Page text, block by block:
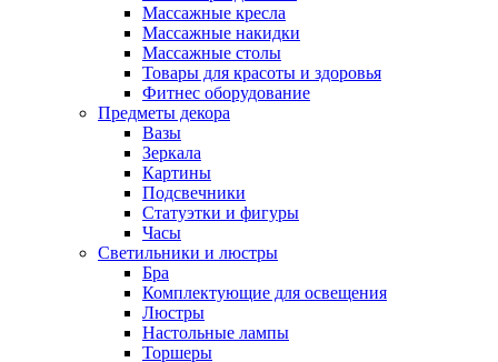
Массажные кресла
Массажные накидки
Массажные столы
Товары для красоты и здоровья
Фитнес оборудование
Предметы декора
Вазы
Зеркала
Картины
Подсвечники
Статуэтки и фигуры
Часы
Светильники и люстры
Бра
Комплектующие для освещения
Люстры
Настольные лампы
Торшеры